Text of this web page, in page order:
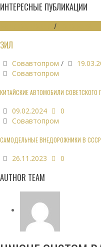
ИНТЕРЕСНЫЕ ПУБЛИКАЦИИ
/
ЗИЛ
Совавтопром /
Совавтопром
КИТАЙСКИЕ АВТОМОБИЛИ
09.02.2024
0
Совавтопром
САМОДЕЛЬНЫЕ ВНЕДОРОЖНИКИ В СССР
26.11.2023 0
AUTHOR TEAM